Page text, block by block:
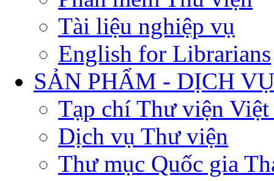
Tài liệu nghiệp vụ
English for Librarians
SẢN PHẨM - DỊCH VỤ
Tạp chí Thư viện Việt
Dịch vụ Thư viện
Thư mục Quốc gia